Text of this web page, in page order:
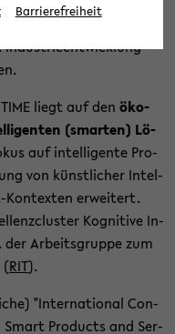
In­no­va­tio­nen,
In­dus­trie­ent­wick­lung
liegt auf den öko­
(smar­ten) Lö­
auf in­tel­li­gen­te Pro­
von künst­li­cher In­tel­
​Kontexten er­wei­tert.
Ko­gni­ti­ve In­
der Ar­beits­grup­pe zum
(RIT).
"In­ter­na­tio­nal Con­
Smart Pro­ducts and Ser­
Barrierefreiheit